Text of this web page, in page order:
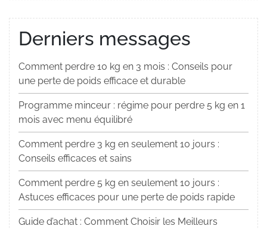
Derniers messages
Comment perdre 10 kg en 3 mois : Conseils pour
une perte de poids efficace et durable
Programme minceur : régime pour perdre 5 kg en 1
mois avec menu équilibré
Comment perdre 3 kg en seulement 10 jours :
Conseils efficaces et sains
Comment perdre 5 kg en seulement 10 jours :
Astuces efficaces pour une perte de poids rapide
Guide d’achat : Comment Choisir les Meilleurs